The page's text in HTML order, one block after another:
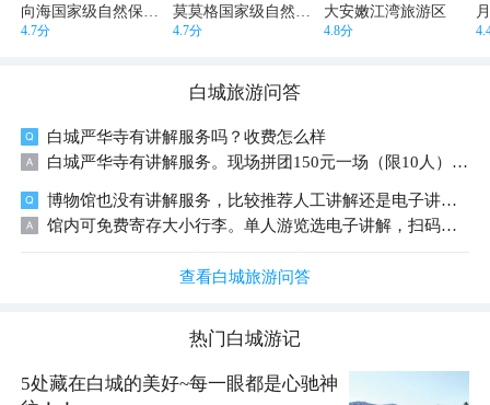
4.7分 4.7分
大安嫩江湾旅游区
4.8分
白城旅游问答
白城严华寺有讲解服务吗？收费怎么样
白城严华寺有讲解服务。现场拼团150元一场（限10人）；第三方平台精讲158元/人或680元起包团。寺院免门票但无免费人工讲解，可用手机APP听导览。建议直接去服务台预约现场讲解最划算。
博物馆也没有讲解服务，比较推荐人工讲解还是电子讲解。博物馆可以寄存行李吗
馆内可免费寄存大小行李。单人游览选电子讲解，扫码即可自助收听；结伴深度游览优先人工讲解，可实时答疑、延伸历史故事，体验更生动。
查看白城旅游问答
热门白城游记
5处藏在白城的美好~每一眼都是心驰神